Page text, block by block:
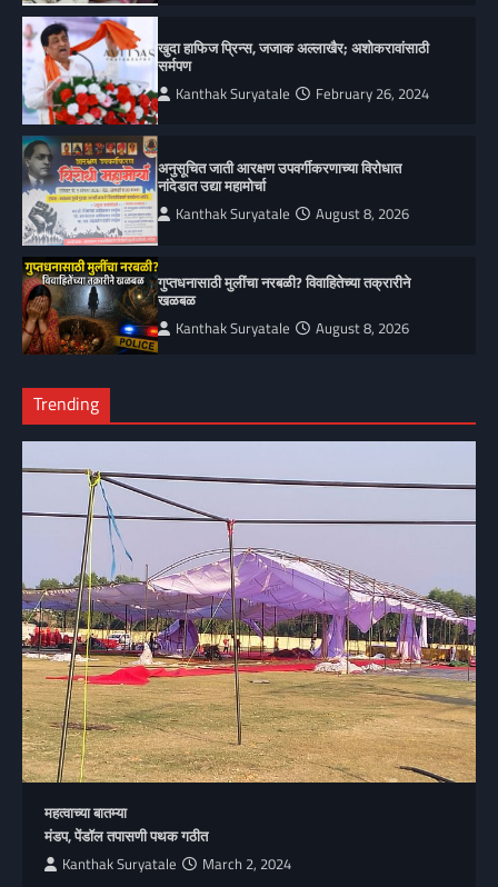
खुदा हाफिज प्रिन्स, जजाक अल्लाखैर; अशोकरावांसाठी
सर्मपण
Kanthak Suryatale February 26, 2024
अनुसूचित जाती आरक्षण उपवर्गीकरणाच्या विरोधात
नांदेडात उद्या महामोर्चा
Kanthak Suryatale August 8, 2026
गुप्तधनासाठी मुलींचा नरबळी? विवाहितेच्या तक्रारीने
खळबळ
Kanthak Suryatale August 8, 2026
Trending
महत्वाच्या बातम्या
मंडप, पेंडॉल तपासणी पथक गठीत
Kanthak Suryatale March 2, 2024